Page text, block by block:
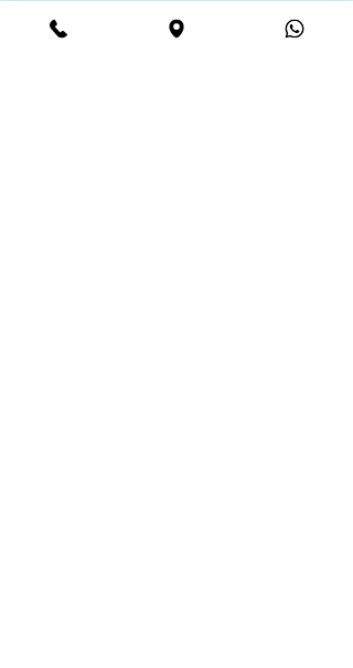
Ambiente 100% Seguro. Sua Informação
é Protegida Pela Criptografia SSL 256-Bit.